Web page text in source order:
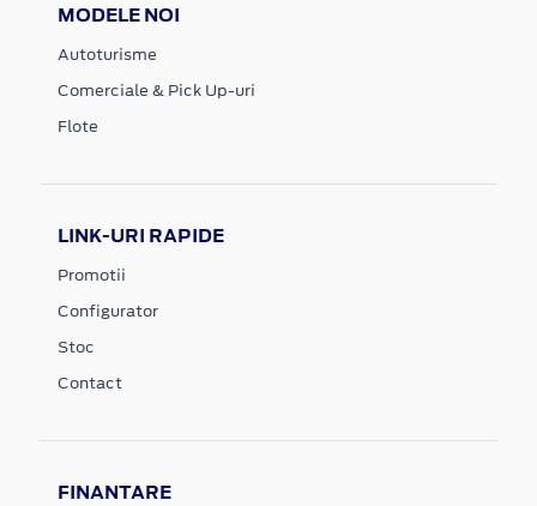
MODELE NOI
Autoturisme
Comerciale & Pick Up-uri
Flote
LINK-URI RAPIDE
Promotii
Configurator
Stoc
Contact
FINANTARE